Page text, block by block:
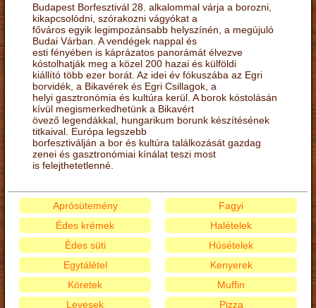
Budapest Borfesztivál 28. alkalommal várja a borozni,
kikapcsolódni, szórakozni vágyókat a
főváros egyik legimpozánsabb helyszínén, a megújuló
Budai Várban. A vendégek nappal és
esti fényében is káprázatos panorámát élvezve
kóstolhatják meg a közel 200 hazai és külföldi
kiállító több ezer borát. Az idei év fókuszába az Egri
borvidék, a Bikavérek és Egri Csillagok, a
helyi gasztronómia és kultúra kerül. A borok kóstolásán
kívül megismerkedhetünk a Bikavért
övező legendákkal, hungarikum borunk készítésének
titkaival. Európa legszebb
borfesztiválján a bor és kultúra találkozását gazdag
zenei és gasztronómiai kínálat teszi most
is felejthetetlenné.
Aprósütemény
Édes krémek
Édes süti
Egytálétel
Fagyi
Halételek
Húsételek
Kenyerek
Köretek
Levesek
Muffin
Pizza